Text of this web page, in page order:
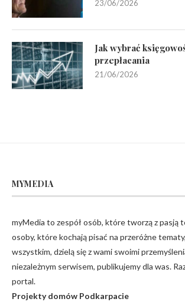
23/06/2026
Jak wybrać
przepłacania
21/06/2026
MYMEDIA
myMedia to zespół osób, które tworzą z pasją
osoby, które kochają pisać na przeróżne
wszystkim, dzielą się z wami swoimi
niezależnym serwisem, publikujemy dla was.
portal.
Projekty domów Podkarpacie